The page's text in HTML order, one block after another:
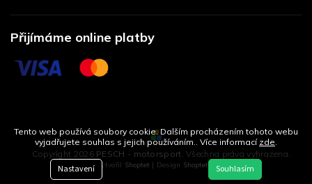
Tento web používá soubory cookie. Dalším procházením tohoto webu
vyjadřujete souhlas s jejich používáním.. Více informací zde.
Nastavení Souhlasím
Přijímáme online platby
Copyright 2026 PESCH - motorsport. Všechna práva vyhrazena.
Vytvořil Shoptet | Design Shoptetak.cz